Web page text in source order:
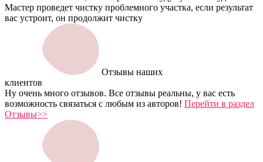
Мастер проведет чистку проблемного участка, если результат
вас устроит, он продолжит чистку
Отзывы наших
клиентов
Ну очень много отзывов. Все отзывы реальны, у вас есть
возможность связаться с любым из авторов! Перейти в раздел
Отзывы>>